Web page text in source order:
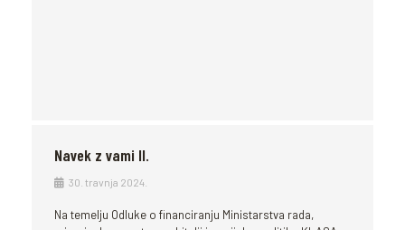
Navek z vami II.
30. travnja 2024.
Na temelju Odluke o financiranju Ministarstva rada,